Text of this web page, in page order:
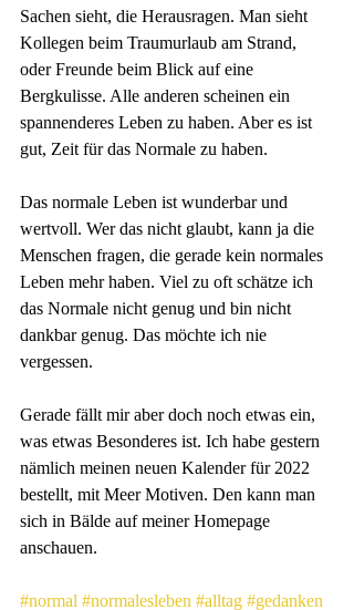
Sachen sieht, die Herausragen. Man sieht
Kollegen beim Traumurlaub am Strand,
oder Freunde beim Blick auf eine
Bergkulisse. Alle anderen scheinen ein
spannenderes Leben zu haben. Aber es ist
gut, Zeit für das Normale zu haben.
Das normale Leben ist wunderbar und
wertvoll. Wer das nicht glaubt, kann ja die
Menschen fragen, die gerade kein normales
Leben mehr haben. Viel zu oft schätze ich
das Normale nicht genug und bin nicht
dankbar genug. Das möchte ich nie
vergessen.
Gerade fällt mir aber doch noch etwas ein,
was etwas Besonderes ist. Ich habe gestern
nämlich meinen neuen Kalender für 2022
bestellt, mit Meer Motiven. Den kann man
sich in Bälde auf meiner Homepage
anschauen.
#normal #normalesleben #alltag #gedanken